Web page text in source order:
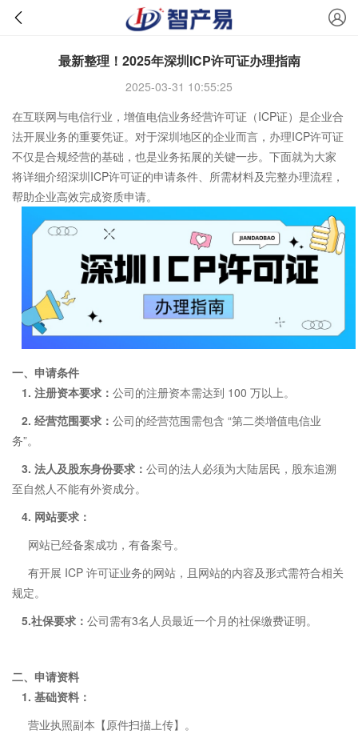
最新整理！2025年深圳ICP许可证办理指南
2025-03-31 10:55:25
在互联网与电信行业，增值电信业务经营许可证（ICP证）是企业合
法开展业务的重要凭证。对于深圳地区的企业而言，办理ICP许可证
不仅是合规经营的基础，也是业务拓展的关键一步。下面就为大家
将详细介绍深圳ICP许可证的申请条件、所需材料及完整办理流程，
帮助企业高效完成资质申请。
一、 申请条件
1. 注册资本要求： 公司的注册资本需达到 100 万以上。
2. 经营范围要求： 公司的经营范围需包含 “第二类增值电信业
务”。
3. 法人及股东身份要求： 公司的法人必须为大陆居民，股东追溯
至自然人不能有外资成分。
4. 网站要求：
网站已经备案成功，有备案号。
有开展 ICP 许可证业务的网站，且网站的内容及形式需符合相关
规定。
5.社保要求： 公司需有3名人员最近一个月的社保缴费证明。
二、 申请资料
1. 基础资料：
营业执照副本【原件扫描上传】。